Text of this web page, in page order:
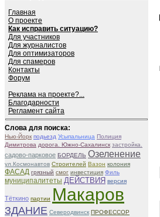
Главная
О проекте
Как исправить ситуацию?
Для участников
Для журналистов
Для оптимизаторов
Для спамеров
Контакты
Форум
Реклама на проекте?...
Благодарности
Регламент сайта
Слова для поиска:
Нью-Йорк подьезд Усыпальница Полиция
Димитрова дорога. Южно-Сахалинск застройка.
садово-парковое БОРДЕЛЬ Озеленение
ул.Космонавтов Строителей Вазон колония
ФАСАД грязный смог инвестиция Филь
муниципалитеты ДЕЙСТВИЯ версия
Тёткино партии Макаров
ЗДАНИЕ Северодвинск ПРОФЕССОР